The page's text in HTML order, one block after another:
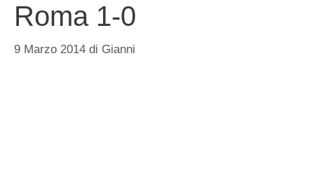
Roma 1-0
9 Marzo 2014 di Gianni